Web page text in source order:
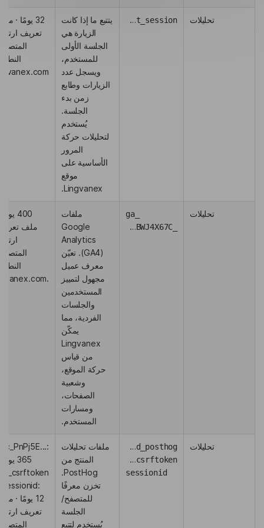
تحليلات first_session
يتتبع ما إذا كانت
الزيارة هي
الجلسة الأولى
للمستخدم،
ويسجل عدد
الزيارات وطابع
زمن بدء
الجلسة.
يُستخدم
لتحليلات حركة
المرور
الأساسية على
موقع
Lingvanex.
32 يومًا ·
تعريف
تحليلات
_ga
ملفات
Google
Analytics
(GA4). تعيّن
معرف عميل
مجهول لتمييز
المستخدمين
والجلسات
الفردية، مما
يمكّن
Lingvanex
من قياس
حركة الموقع،
وشعبية
الصفحات،
ومسارات
المستخدم.
400
ملف
.lingvanex.com
تحليلات ph_phc_PnPj5EuqaKiQZ1ZSNhmF2txdyecD8PbYwGEHdIpTsmd_posthog
posthog_csrftoken
sessionid
ملفات تحليلات
المنتج من
PostHog.
تخزن معرفًا
للمتصفح/
الجلسة
يُستخدم لتتبع
365
sessionid:
12 يومًا ·
تعريف